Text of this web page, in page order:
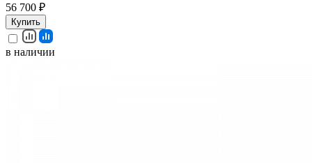
56 700 ₽
Купить
в наличии